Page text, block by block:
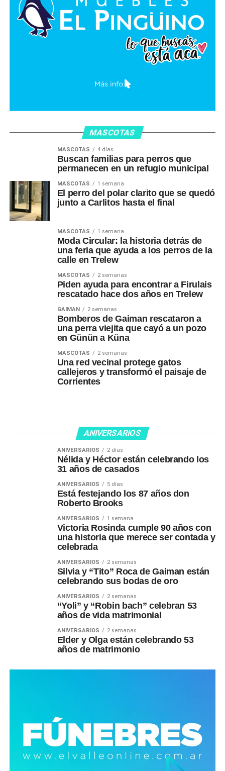
MASCOTAS
MASCOTAS 4 días
Buscan familias para perros que
permanecen en un refugio municipal
MASCOTAS 1 semana
El perro del polar clarito que se quedó
junto a Carlitos hasta el final
MASCOTAS 1 semana
Moda Circular: la historia detrás de
una feria que ayuda a los perros de la
calle en Trelew
MASCOTAS 2 semanas
Piden ayuda para encontrar a Firulais
rescatado hace dos años en Trelew
GAIMAN 2 semanas
Bomberos de Gaiman rescataron a
una perra viejita que cayó a un pozo
en Günün a Küna
MASCOTAS 2 semanas
Una red vecinal protege gatos
callejeros y transformó el paisaje de
Corrientes
ANIVERSARIOS
ANIVERSARIOS 2 días
Nélida y Héctor están celebrando los
31 años de casados
ANIVERSARIOS 5 días
Está festejando los 87 años don
Roberto Brooks
ANIVERSARIOS 1 semana
Victoria Rosinda cumple 90 años con
una historia que merece ser contada y
celebrada
ANIVERSARIOS 2 semanas
Silvia y “Tito” Roca de Gaiman están
celebrando sus bodas de oro
ANIVERSARIOS 2 semanas
“Yoli” y “Robin bach” celebran 53
años de vida matrimonial
ANIVERSARIOS 2 semanas
Elder y Olga están celebrando 53
años de matrimonio